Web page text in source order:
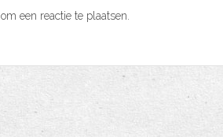
om een reactie te plaatsen.